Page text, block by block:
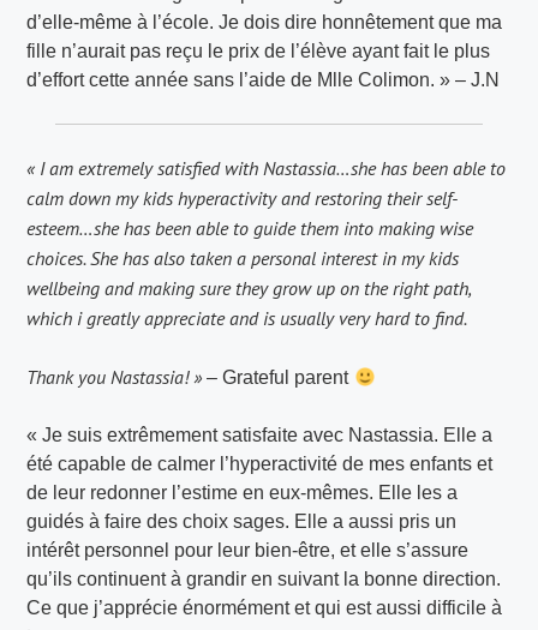
d’elle-même à l’école. Je dois dire honnêtement que ma
fille n’aurait pas reçu le prix de l’élève ayant fait le plus
d’effort cette année sans l’aide de Mlle Colimon. » – J.N
« I am extremely satisfied with Nastassia…she has been able to
calm down my kids hyperactivity and restoring their self-
esteem…she has been able to guide them into making wise
choices. She has also taken a personal interest in my kids
wellbeing and making sure they grow up on the right path,
which i greatly appreciate and is usually very hard to find.
Thank you Nastassia! »– Grateful parent
« Je suis extrêmement satisfaite avec Nastassia. Elle a
été capable de calmer l’hyperactivité de mes enfants et
de leur redonner l’estime en eux-mêmes. Elle les a
guidés à faire des choix sages. Elle a aussi pris un
intérêt personnel pour leur bien-être, et elle s’assure
qu’ils continuent à grandir en suivant la bonne direction.
Ce que j’apprécie énormément et qui est aussi difficile à